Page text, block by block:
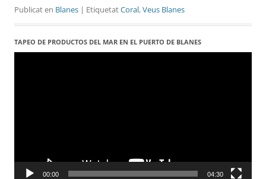
Publicat en Blanes | EtiquetatCoral,Veus Blanes
TAPEO DE PRODUCTOS DEL MAR EN EL PUERTO DE BLANES
Reproductor
00:00 04:30